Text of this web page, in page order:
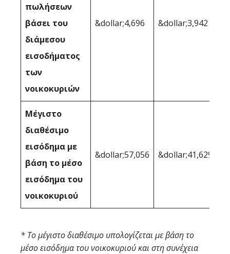
πωλήσεων
βάσει του
διάμεσου
εισοδήματος
των
νοικοκυριών
&dollar;4,696 &dollar;3,942
Μέγιστο
διαθέσιμο
εισόδημα με
βάση το μέσο
εισόδημα του
νοικοκυριού
&dollar;57,056 &dollar;41,629
* Το μέγιστο διαθέσιμο υπολογίζεται με βάση το
μέσο εισόδημα του νοικοκυριού και στη συνέχεια